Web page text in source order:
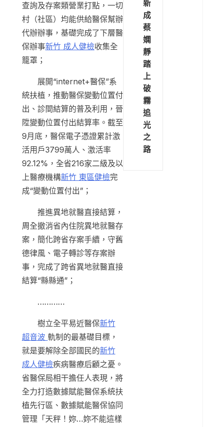
查詢及存案類營業打點，一切
村（社區）均能供給醫保幫辦
代辦辦事，基礎完成了下層醫
保辦事新竹 成人健檢收集全
籠罩；
展開“internet+醫保”系
統扶植，推動醫保變動位置付
出、診間結算的普及利用，晉
陞變動位置付出結算率。截至
9月底，醫保電子憑證累計激
活用戶3799萬人、激活率
92.12%，全省216家二級及以
上醫療機構新竹 東區健檢完
成“變動位置付出”；
推進異地就醫直接結算，
周全撤消省內住院異地就醫存
案，簡化跨省存案手續，守舊
德律風、電子轉診等存案辦
事，完成了跨省異地就醫直接
結算“縣縣通”；
…………
樹立全平易近醫保新竹
超音波 軌制的最基礎目標，
就是要解除全部國民的新竹
成人健檢疾病醫療后顧之憂。
省醫保局相干擔任人表現，將
全力打造數據賦能醫保系統扶
植先行區、數據賦能醫保協同
管理「天秤！妳…妳不能這樣
新
成
蔡
嫻
靜
踏
上
破
霧
追
光
之
路